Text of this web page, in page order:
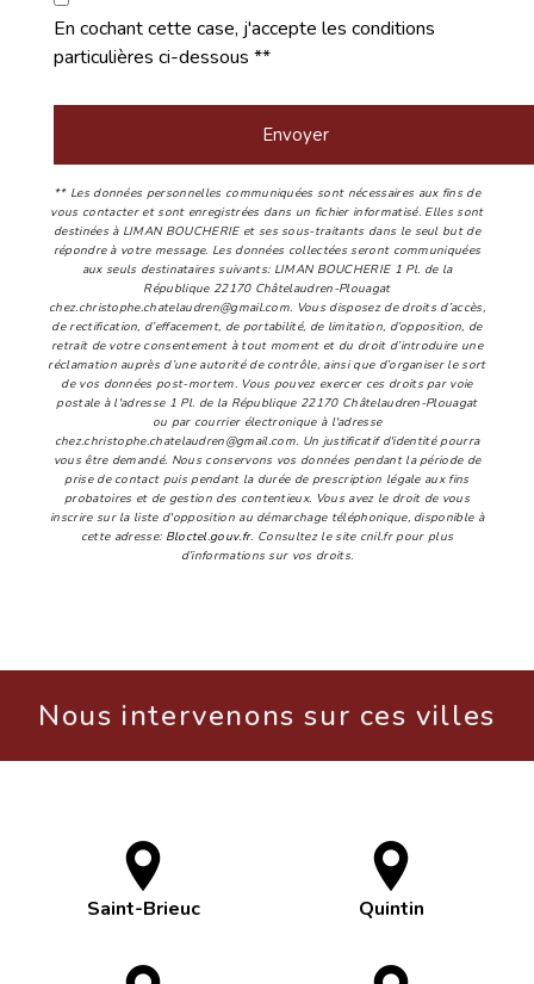
En cochant cette case, j'accepte les conditions
particulières ci-dessous **
Envoyer
** Les données personnelles communiquées sont nécessaires aux fins de
vous contacter et sont enregistrées dans un fichier informatisé. Elles sont
destinées à LIMAN BOUCHERIE et ses sous-traitants dans le seul but de
répondre à votre message. Les données collectées seront communiquées
aux seuls destinataires suivants: LIMAN BOUCHERIE 1 Pl. de la
République 22170 Châtelaudren-Plouagat
chez.christophe.chatelaudren@gmail.com. Vous disposez de droits d’accès,
de rectification, d’effacement, de portabilité, de limitation, d’opposition, de
retrait de votre consentement à tout moment et du droit d’introduire une
réclamation auprès d’une autorité de contrôle, ainsi que d’organiser le sort
de vos données post-mortem. Vous pouvez exercer ces droits par voie
postale à l'adresse 1 Pl. de la République 22170 Châtelaudren-Plouagat
ou par courrier électronique à l'adresse
chez.christophe.chatelaudren@gmail.com. Un justificatif d'identité pourra
vous être demandé. Nous conservons vos données pendant la période de
prise de contact puis pendant la durée de prescription légale aux fins
probatoires et de gestion des contentieux. Vous avez le droit de vous
inscrire sur la liste d'opposition au démarchage téléphonique, disponible à
cette adresse: Bloctel.gouv.fr. Consultez le site cnil.fr pour plus
d’informations sur vos droits.
Nous intervenons sur ces villes
Saint-Brieuc Quintin